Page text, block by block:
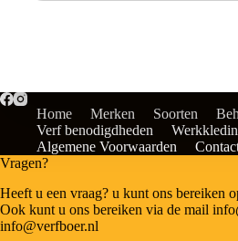
Home Merken Soorten
Verf benodigdheden
Algemene Voorwaarden
Vragen?
Heeft u een vraag? u kunt ons bereiken
Ook kunt u ons bereiken via de mail
info@verfboer.nl